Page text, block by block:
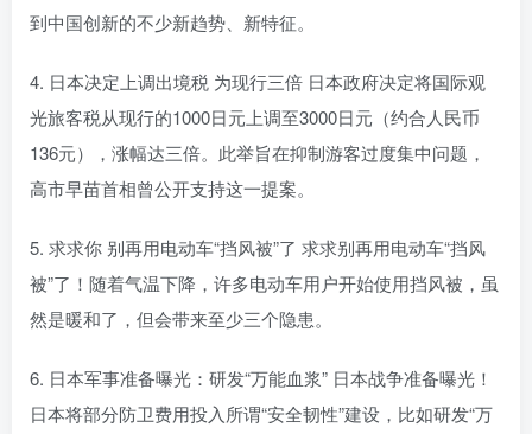
到中国创新的不少新趋势、新特征。
4. 日本决定上调出境税 为现行三倍 日本政府决定将国际观
光旅客税从现行的1000日元上调至3000日元（约合人民币
136元），涨幅达三倍。此举旨在抑制游客过度集中问题，
高市早苗首相曾公开支持这一提案。
5. 求求你 别再用电动车“挡风被”了 求求别再用电动车“挡风
被”了！随着气温下降，许多电动车用户开始使用挡风被，虽
然是暖和了，但会带来至少三个隐患。
6. 日本军事准备曝光：研发“万能血浆” 日本战争准备曝光！
日本将部分防卫费用投入所谓“安全韧性”建设，比如研发“万